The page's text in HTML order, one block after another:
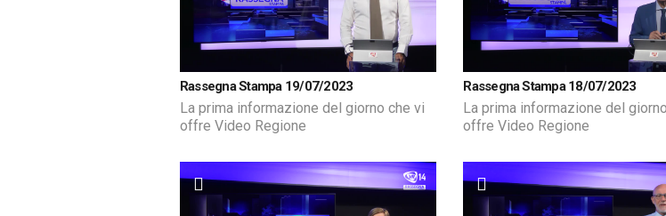
Rassegna Stampa 19/07/2023
La prima informazione del giorno che vi
offre Video Regione
Rassegna Stampa 18/07/2023
La prima informazione del
offre Video Regione